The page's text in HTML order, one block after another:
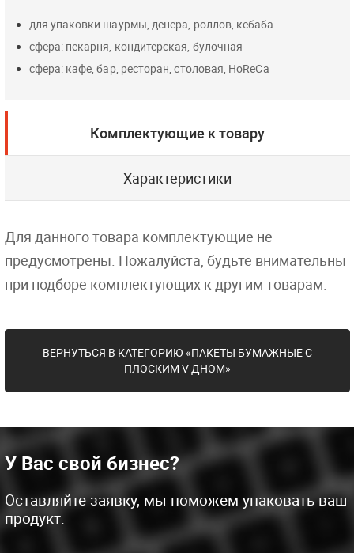
для упаковки шаурмы, денера, роллов, кебаба
сфера: пекарня, кондитерская, булочная
сфера: кафе, бар, ресторан, столовая, HoReCa
Комплектующие к товару
Характеристики
Для данного товара комплектующие не
предусмотрены. Пожалуйста, будьте внимательны
при подборе комплектующих к другим товарам.
ВЕРНУТЬСЯ В КАТЕГОРИЮ «ПАКЕТЫ БУМАЖНЫЕ С
ПЛОСКИМ V ДНОМ»
У Вас свой бизнес?
Оставляйте заявку, мы поможем упаковать ваш
продукт.